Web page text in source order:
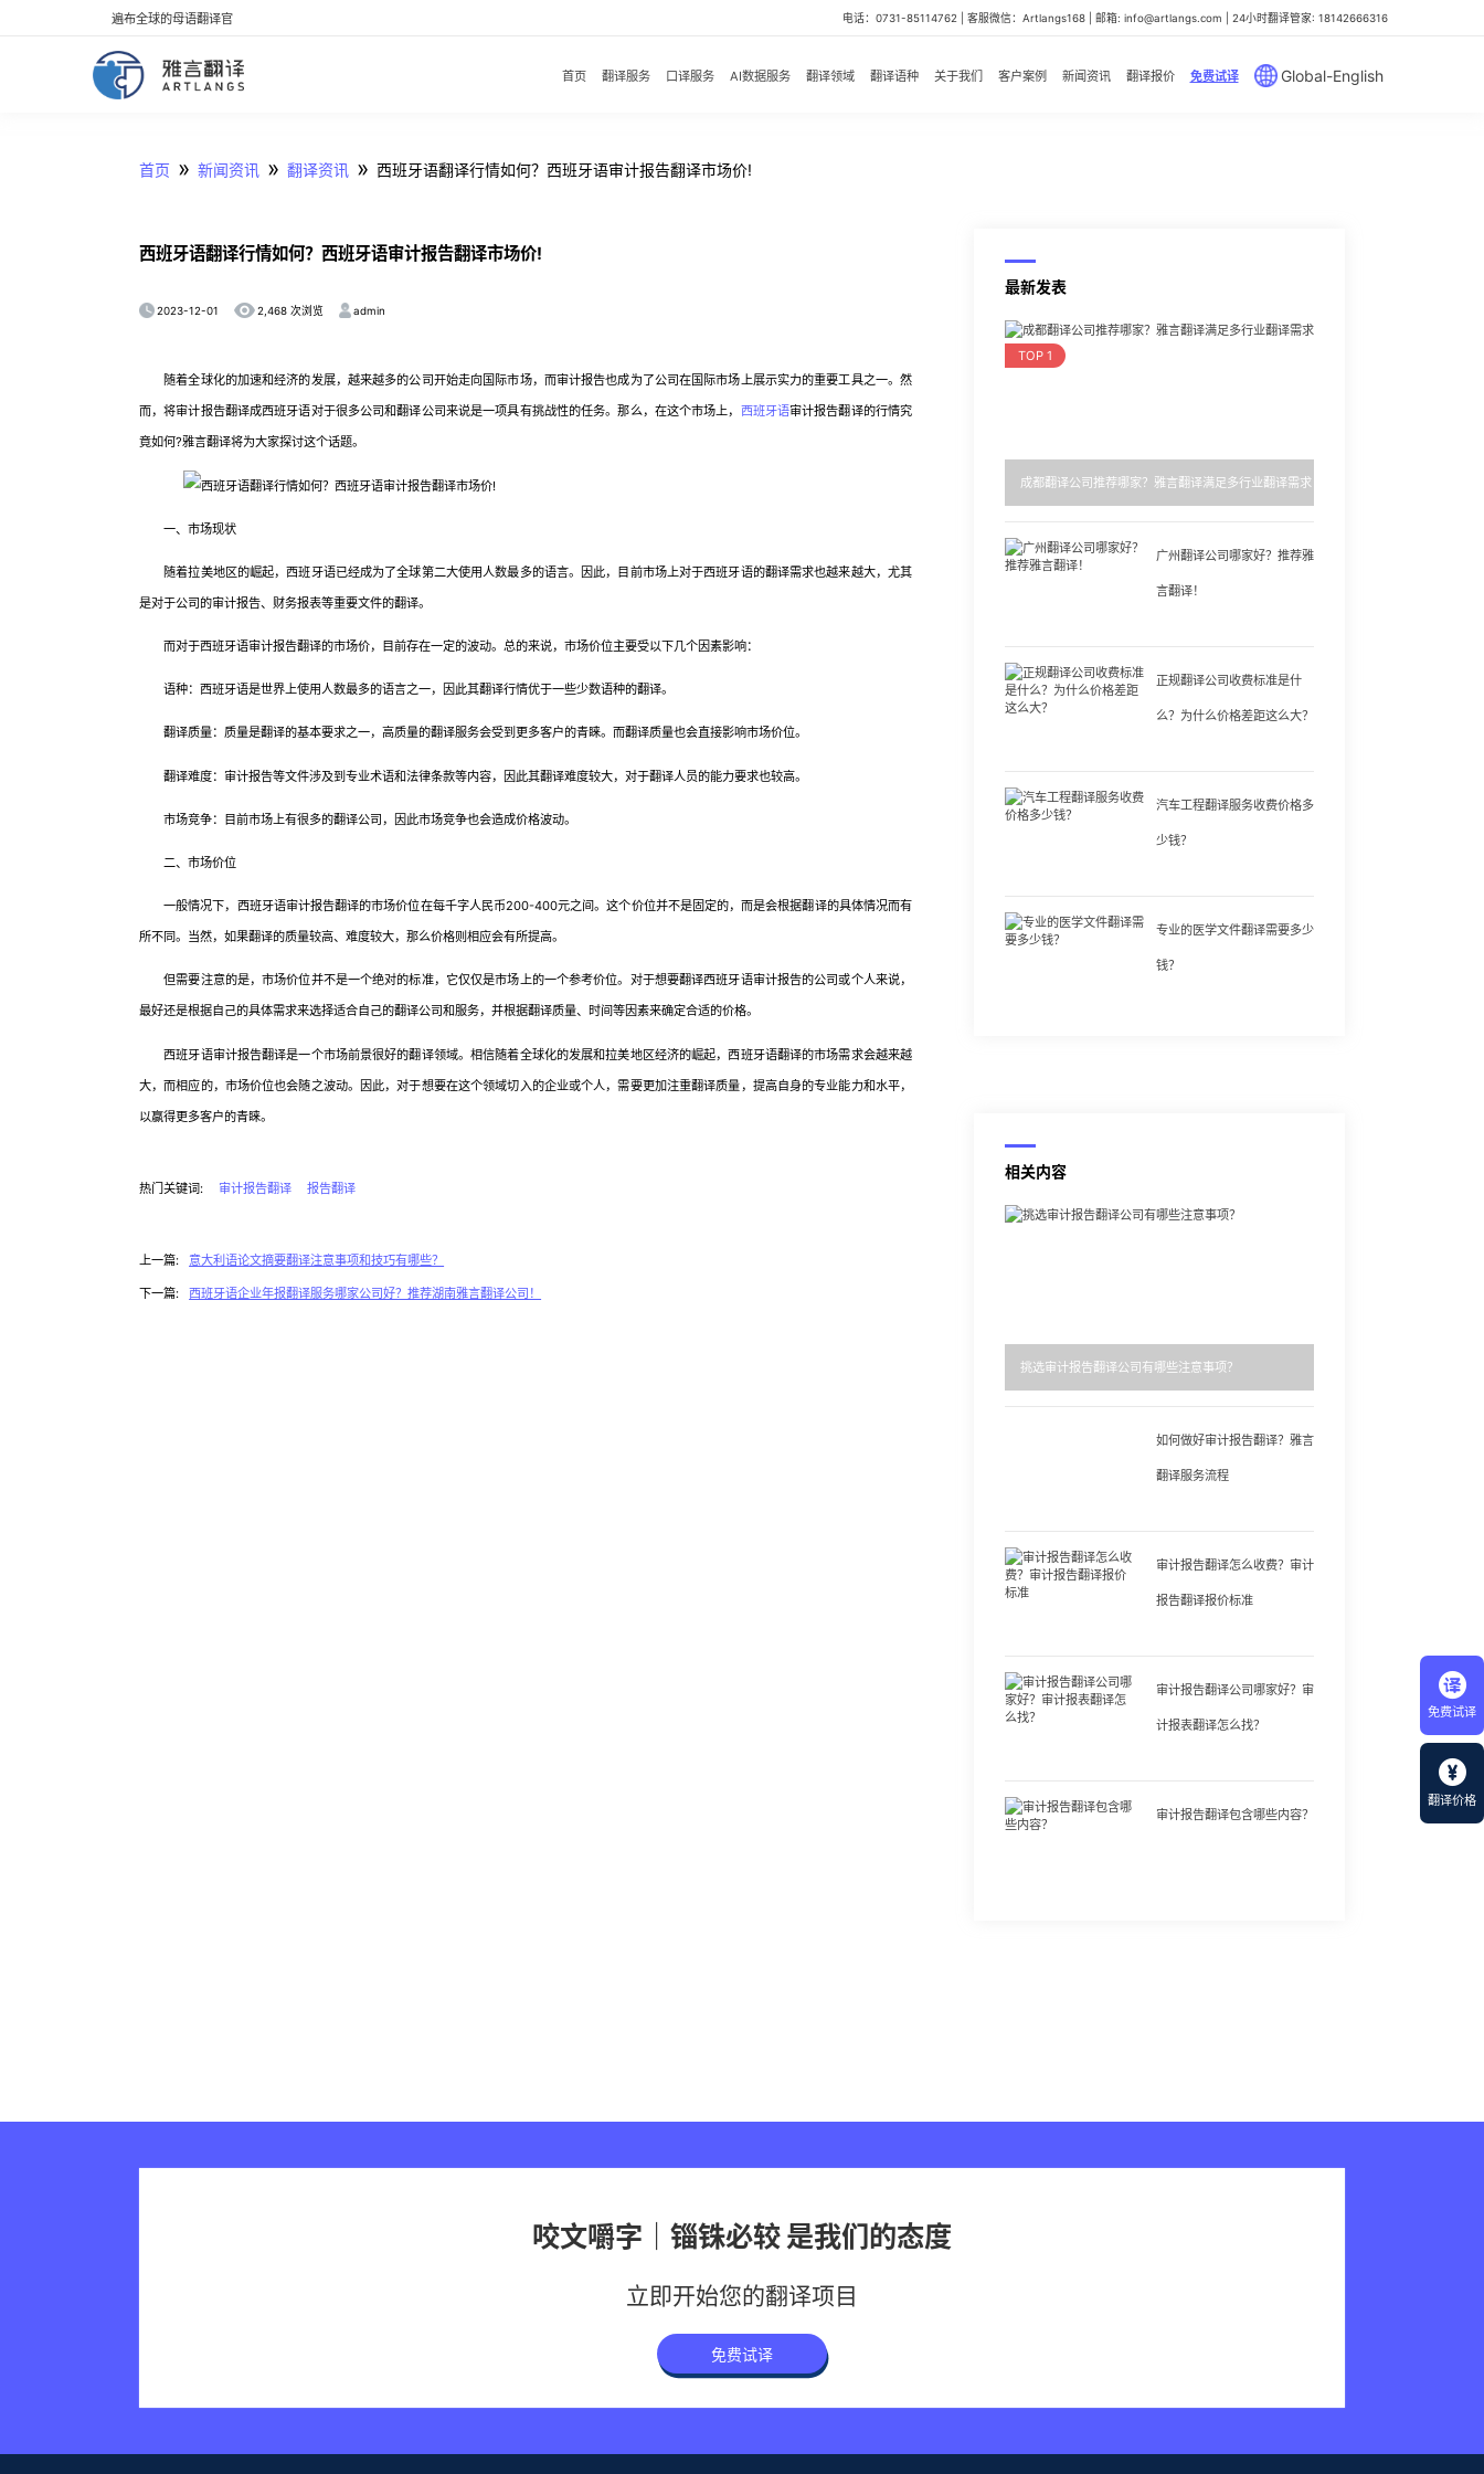
免费试译
翻译价格
遍布全球的母语翻译官 电话：0731-85114762 | 客服微信：Artlangs168 | 邮箱: info@artlangs.com | 24小时翻译管家: 18142666316
首页 翻译服务 口译服务 AI数据服务 翻译领域 翻译语种 关于我们 客户案例 新闻资讯 翻译报价 免费试译 Global-English
首页 » 新闻资讯 » 翻译资讯 » 西班牙语翻译行情如何？西班牙语审计报告翻译市场价!
西班牙语翻译行情如何？西班牙语审计报告翻译市场价!
2023-12-01 2,468 次浏览 admin
随着全球化的加速和经济的发展，越来越多的公司开始走向国际市场，而审计报告也成为了公司在国际市场上展示实力的重要工具之一。然
而，将审计报告翻译成西班牙语对于很多公司和翻译公司来说是一项具有挑战性的任务。那么，在这个市场上， 西班牙语审计报告翻译的行情究
竟如何?雅言翻译将为大家探讨这个话题。
一、市场现状
随着拉美地区的崛起，西班牙语已经成为了全球第二大使用人数最多的语言。因此，目前市场上对于西班牙语的翻译需求也越来越大，尤其
是对于公司的审计报告、财务报表等重要文件的翻译。
而对于西班牙语审计报告翻译的市场价，目前存在一定的波动。总的来说，市场价位主要受以下几个因素影响：
语种：西班牙语是世界上使用人数最多的语言之一，因此其翻译行情优于一些少数语种的翻译。
翻译质量：质量是翻译的基本要求之一，高质量的翻译服务会受到更多客户的青睐。而翻译质量也会直接影响市场价位。
翻译难度：审计报告等文件涉及到专业术语和法律条款等内容，因此其翻译难度较大，对于翻译人员的能力要求也较高。
市场竞争：目前市场上有很多的翻译公司，因此市场竞争也会造成价格波动。
二、市场价位
一般情况下，西班牙语审计报告翻译的市场价位在每千字人民币200-400元之间。这个价位并不是固定的，而是会根据翻译的具体情况而有
所不同。当然，如果翻译的质量较高、难度较大，那么价格则相应会有所提高。
但需要注意的是，市场价位并不是一个绝对的标准，它仅仅是市场上的一个参考价位。对于想要翻译西班牙语审计报告的公司或个人来说，
最好还是根据自己的具体需求来选择适合自己的翻译公司和服务，并根据翻译质量、时间等因素来确定合适的价格。
西班牙语审计报告翻译是一个市场前景很好的翻译领域。相信随着全球化的发展和拉美地区经济的崛起，西班牙语翻译的市场需求会越来越
大，而相应的，市场价位也会随之波动。因此，对于想要在这个领域切入的企业或个人，需要更加注重翻译质量，提高自身的专业能力和水平，
以赢得更多客户的青睐。
热门关键词: 审计报告翻译 报告翻译
上一篇: 意大利语论文摘要翻译注意事项和技巧有哪些？
下一篇: 西班牙语企业年报翻译服务哪家公司好？推荐湖南雅言翻译公司！
最新发表
TOP 1
成都翻译公司推荐哪家？雅言翻译满足多行业翻译需求
广州翻译公司哪家好？推荐雅
言翻译！
正规翻译公司收费标准是什
么？为什么价格差距这么大？
汽车工程翻译服务收费价格多
少钱？
专业的医学文件翻译需要多少
钱？
相关内容
挑选审计报告翻译公司有哪些注意事项？
如何做好审计报告翻译？雅言
翻译服务流程
审计报告翻译怎么收费？审计
报告翻译报价标准
审计报告翻译公司哪家好？审
计报表翻译怎么找？
审计报告翻译包含哪些内容？
咬文嚼字｜锱铢必较 是我们的态度
立即开始您的翻译项目
免费试译